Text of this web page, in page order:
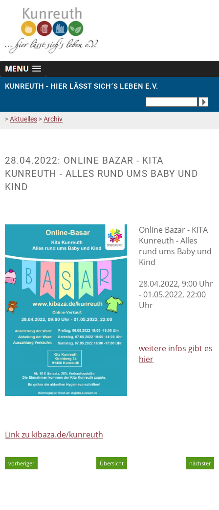
KUNREUTH - HIER LÄSST SICH´S LEBEN E.V.
>Aktuelles >Archiv
28.04.2022: ONLINE BAZAR - KITA
KUNREUTH - ALLES RUND UMS BABY UND
KIND
Online Bazar - KITA
Kunreuth - Alles
rund ums Baby und
Kind
28.04.2022, 9:00 Uhr
- 01.05.2022, 22:00
Uhr
weitere infos gibt es
hier
Link zu kibaza.de/kunreuth
vorheriger nächster
Übersicht